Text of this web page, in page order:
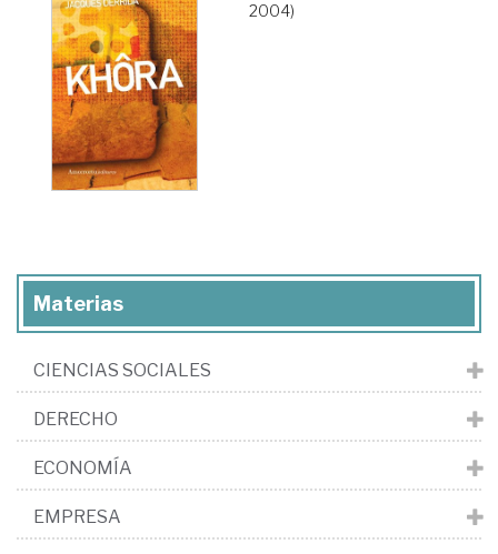
2004)
Materias
CIENCIAS SOCIALES
DERECHO
ECONOMÍA
EMPRESA